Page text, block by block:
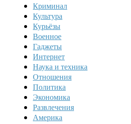
Криминал
Культура
Курьёзы
Военное
Гаджеты
Интернет
Наука и техника
Отношения
Политика
Экономика
Развлечения
Америка